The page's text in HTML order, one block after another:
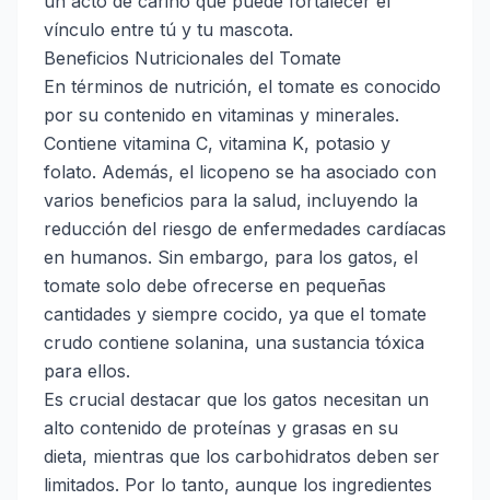
vínculo entre tú y tu mascota.
Beneficios Nutricionales del Tomate
En términos de nutrición, el tomate es conocido
por su contenido en vitaminas y minerales.
Contiene vitamina C, vitamina K, potasio y
folato. Además, el licopeno se ha asociado con
varios beneficios para la salud, incluyendo la
reducción del riesgo de enfermedades cardíacas
en humanos. Sin embargo, para los gatos, el
tomate solo debe ofrecerse en pequeñas
cantidades y siempre cocido, ya que el tomate
crudo contiene solanina, una sustancia tóxica
para ellos.
Es crucial destacar que los gatos necesitan un
alto contenido de proteínas y grasas en su
dieta, mientras que los carbohidratos deben ser
limitados. Por lo tanto, aunque los ingredientes